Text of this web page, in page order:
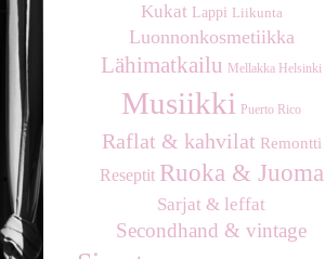
Kukat Lappi Liikunta
Luonnonkosmetiikka
Lähimatkailu Mellakka Helsinki
Musiikki Puerto Rico
Raflat & kahvilat Remontti
Reseptit Ruoka & Juoma
Sarjat & leffat
Secondhand & vintage